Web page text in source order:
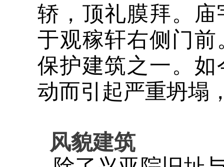
轿，顶礼膜拜。
于观稼轩右侧门
保护建筑之一。
动而引起严重坍塌
风貌建筑